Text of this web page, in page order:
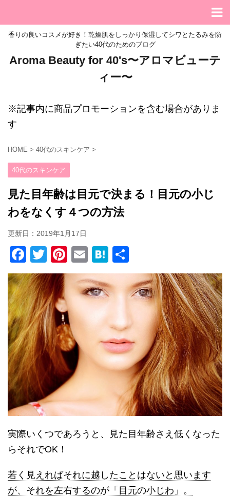
香りの良いコスメが好き！乾燥肌をしっかり保湿してシワとたるみを防
ぎたい40代のためのブログ
Aroma Beauty for 40's〜アロマビューテ
ィー〜
※記事内に商品プロモーションを含む場合がありま
す
HOME > 40代のスキンケア >
40代のスキンケア
見た目年齢は目元で決まる！目元の小じ
わをなくす４つの方法
更新日： 2019年1月17日
F
a
c
e
b
o
o
k
T
wi
tt
er
Pi
nt
er
e
st
E
m
ail
H
at
e
n
a
有
実際いくつであろうと、見た目年齢さえ低くなった
らそれでOK！
若く見えればそれに越したことはないと思います
が、それを左右するのが「目元の小じわ」。